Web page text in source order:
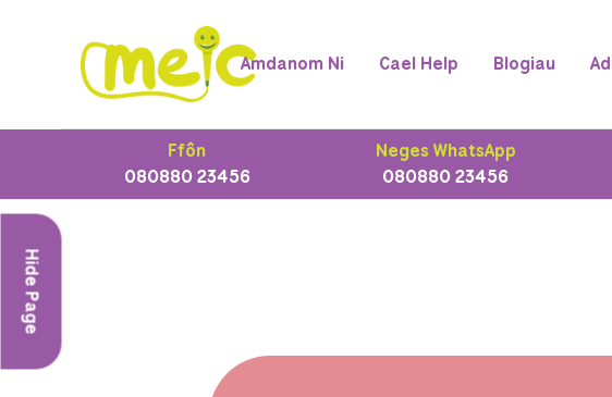
Amdanom Ni Cael Help Blogiau
Ffôn
080880 23456
Neges WhatsApp
080880 23456
Hide Page